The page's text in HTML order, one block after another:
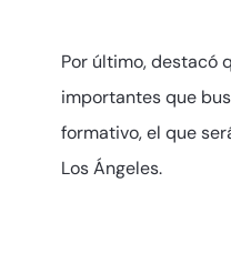
Por último, destacó
importantes que
formativo, el que
Los Ángeles.